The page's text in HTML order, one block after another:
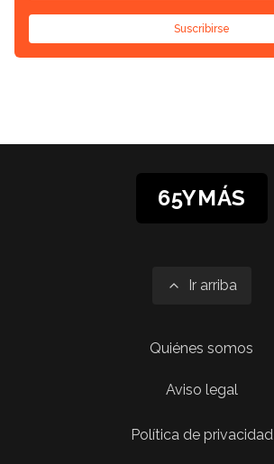
Suscribirse
65YMÁS
Ir arriba
Quiénes somos
Aviso legal
Política de privacidad